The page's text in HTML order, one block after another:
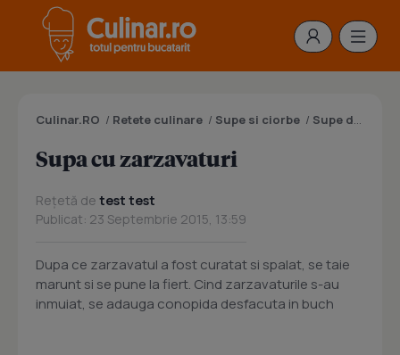
Culinar.RO / Retete culinare / Supe si ciorbe / Supe de legume
Supa cu zarzavaturi
Rețetă de test test
Publicat: 23 Septembrie 2015, 13:59
Dupa ce zarzavatul a fost curatat si spalat, se taie
marunt si se pune la fiert. Cind zarzavaturile s-au
inmuiat, se adauga conopida desfacuta in buch